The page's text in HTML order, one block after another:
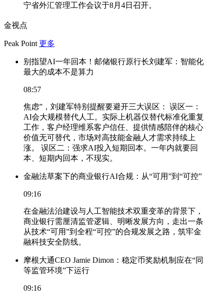
宁省外汇管理工作会议于8月4日召开。
金视点
Peak Point 更多
别指望AI一年回本！邮储银行原行长刘建军：智能化
最大的成本不是算力
08:57
焦虑”，刘建军特别提醒要避开三大误区： 误区一：
AI会大规模替代人工。实际上机器仅替代标准化重复
工作，客户经理维系客户信任、提供情感陪伴的核心
价值无可替代，市场对高技能金融人才需求持续上
涨。 误区二：强求AI投入短期回本。一年内就要回
本、短期内回本，不现实。
金融法草案下的商业银行AI合规：从“可用”到“可控”
09:16
在金融法治建设与人工智能技术双重变革的背景下，
商业银行需厘清监管逻辑、明晰发展方向，走出一条
从技术“可用”到全程“可控”的合规发展之路，筑牢金
融科技安全防线。
摩根大通CEO Jamie Dimon：稳定币奖励机制应在“同
等监管环境”下运行
09:16